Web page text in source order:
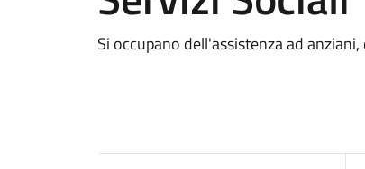
Si occupano dell'assistenza ad